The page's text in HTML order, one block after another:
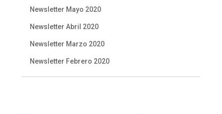
Newsletter Mayo 2020
Newsletter Abril 2020
Newsletter Marzo 2020
Newsletter Febrero 2020